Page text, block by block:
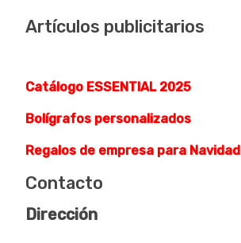
Artículos publicitarios
Catálogo ESSENTIAL 2025
Bolígrafos personalizados
Regalos de empresa para Navidad
Contacto
Dirección